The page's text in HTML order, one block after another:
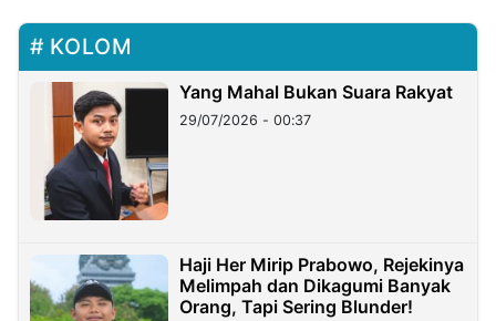
KOLOM
Yang Mahal Bukan Suara Rakyat
29/07/2026 - 00:37
Haji Her Mirip Prabowo, Rejekinya
Melimpah dan Dikagumi Banyak
Orang, Tapi Sering Blunder!